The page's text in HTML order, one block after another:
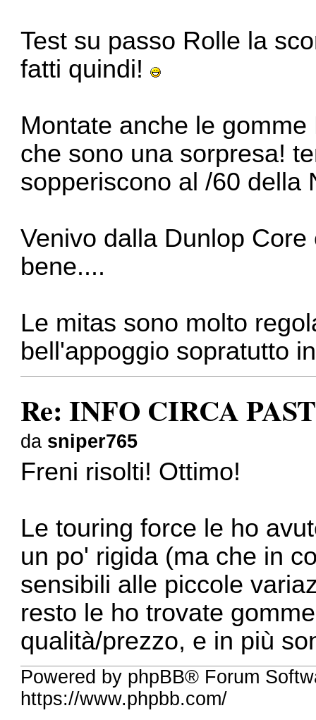
Test su passo Rolle la
fatti quindi!
Montate anche le
che sono una sorpresa!
sopperiscono al /60 della
Venivo dalla Dunlop
bene....
Le mitas sono molto
bell'appoggio sopratutto
Re: INFO CIRCA
da sniper765
Freni risolti! Ottimo!
Le touring force le ho
un po' rigida (ma che in
sensibili alle piccole
resto le ho trovate
qualità/prezzo, e in più
Powered by phpBB® Forum
https://www.phpbb.com/